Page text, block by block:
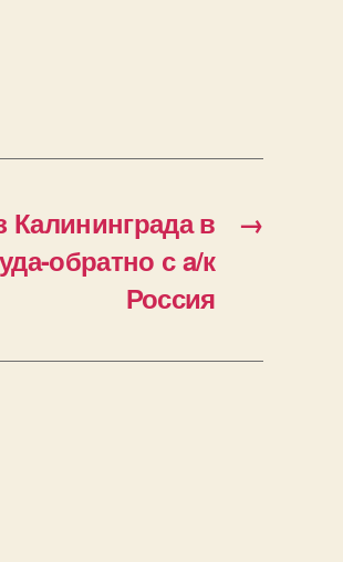
→
Калининграда в
обратно с a/к
Россия